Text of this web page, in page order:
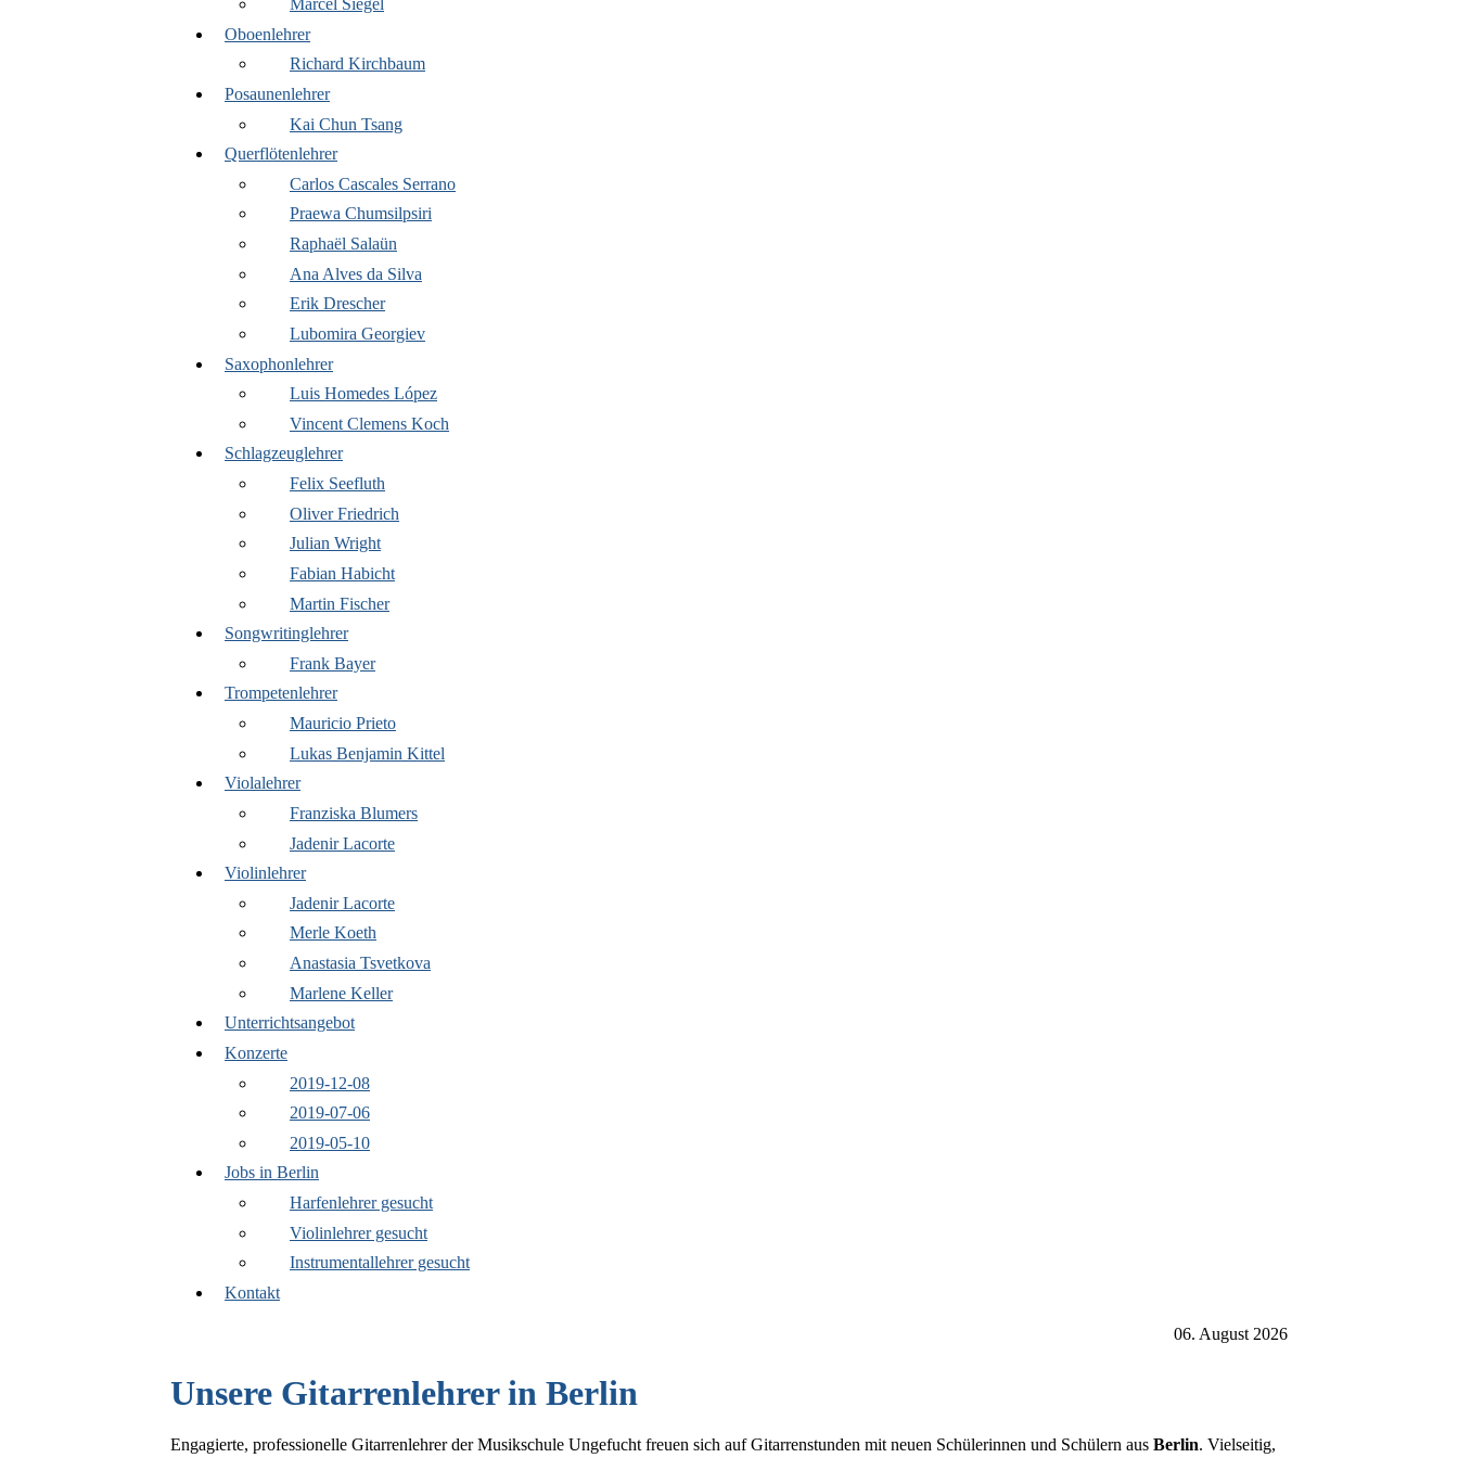
Marcel Siegel
Oboenlehrer
Richard Kirchbaum
Posaunenlehrer
Kai Chun Tsang
Querflötenlehrer
Carlos Cascales Serrano
Praewa Chumsilpsiri
Raphaël Salaün
Ana Alves da Silva
Erik Drescher
Lubomira Georgiev
Saxophonlehrer
Luis Homedes López
Vincent Clemens Koch
Schlagzeuglehrer
Felix Seefluth
Oliver Friedrich
Julian Wright
Fabian Habicht
Martin Fischer
Songwritinglehrer
Frank Bayer
Trompetenlehrer
Mauricio Prieto
Lukas Benjamin Kittel
Violalehrer
Franziska Blumers
Jadenir Lacorte
Violinlehrer
Jadenir Lacorte
Merle Koeth
Anastasia Tsvetkova
Marlene Keller
Unterrichtsangebot
Konzerte
2019-12-08
2019-07-06
2019-05-10
Jobs in Berlin
Harfenlehrer gesucht
Violinlehrer gesucht
Instrumentallehrer gesucht
Kontakt
06. August 2026
Unsere Gitarrenlehrer in Berlin
Engagierte, professionelle Gitarrenlehrer der Musikschule Ungefucht freuen sich auf Gitarrenstunden mit neuen Schülerinnen und Schülern aus Berlin. Vielseitig,